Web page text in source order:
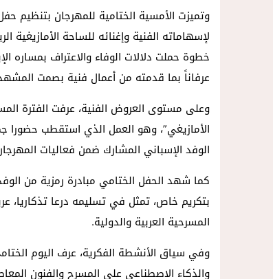
وتميزت الأمسية الختامية للمهرجان بتنظيم
لإسهاماته الفنية وإغنائه للساحة
خطوة حملت دلالات الوفاء والاعتراف بمساره
عرفاناً بما قدمته من أعمال فنية بصمت
وعلى مستوى العروض الفنية، عرفت الفترة
الأمازيغي”، وهو العمل الذي استقطب حضورا
الوفد الإسباني المشارك ضمن فعاليات
كما شهد الحفل الختامي مبادرة رمزية من
بتكريم خاص، تمثل في تسليمه درعا تذكاريا،
المسرحية العربية والدولية.
وفي سياق الأنشطة الفكرية، عرف اليوم
والذكاء الاصطناعي على المسرح والفنون